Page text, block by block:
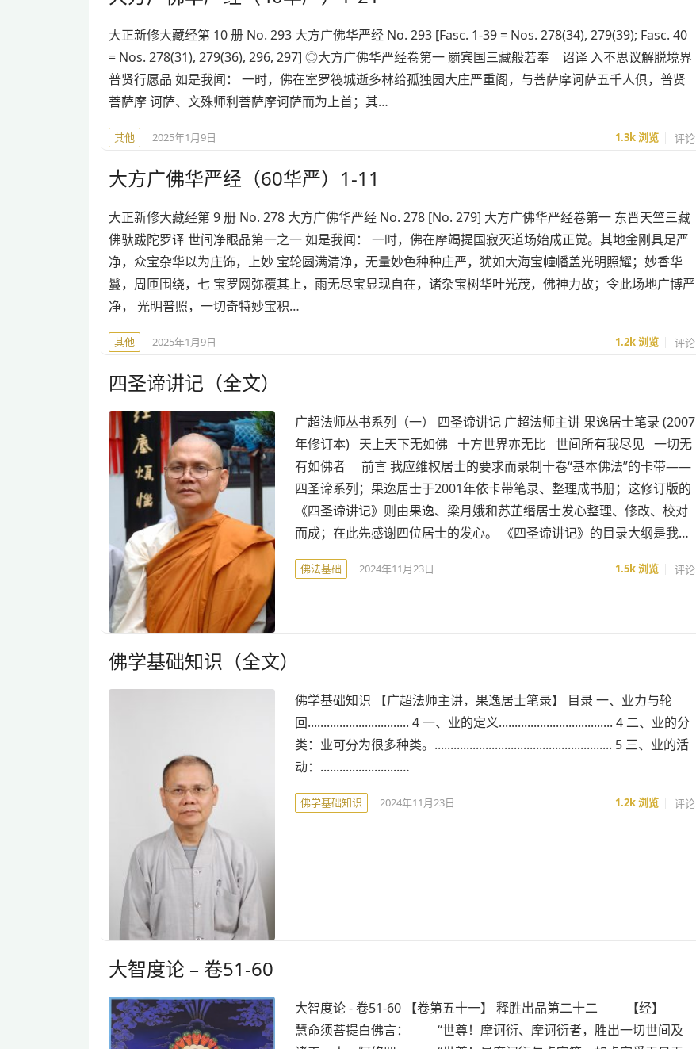
大正新修大藏经第 10 册 No. 293 大方广佛华严经 No. 293 [Fasc. 1-39 = Nos. 278(34), 279(39); Fasc. 40
= Nos. 278(31), 279(36), 296, 297] ◎大方广佛华严经卷第一 罽宾国三藏般若奉 诏译 入不思议解脱境界
普贤行愿品 如是我闻： 一时，佛在室罗筏城逝多林给孤独园大庄严重阁，与菩萨摩诃萨五千人俱，普贤
菩萨摩 诃萨、文殊师利菩萨摩诃萨而为上首；其…
其他 2025年1月9日 1.3k浏览 评论
大方广佛华严经（60华严）1-11
大正新修大藏经第 9 册 No. 278 大方广佛华严经 No. 278 [No. 279] 大方广佛华严经卷第一 东晋天竺三藏
佛驮跋陀罗译 世间净眼品第一之一 如是我闻： 一时，佛在摩竭提国寂灭道场始成正觉。其地金刚具足严
净，众宝杂华以为庄饰，上妙 宝轮圆满清净，无量妙色种种庄严，犹如大海宝幢幡盖光明照耀；妙香华
鬘，周匝围绕，七 宝罗网弥覆其上，雨无尽宝显现自在，诸杂宝树华叶光茂，佛神力故；令此场地广博严
净， 光明普照，一切奇特妙宝积…
其他 2025年1月9日 1.2k浏览 评论
四圣谛讲记（全文）
广超法师丛书系列（一） 四圣谛讲记 广超法师主讲 果逸居士笔录 (2007
年修订本) 天上天下无如佛 十方世界亦无比 世间所有我尽见 一切无
有如佛者 前言 我应维权居士的要求而录制十卷“基本佛法”的卡带——
四圣谛系列；果逸居士于2001年依卡带笔录、整理成书册；这修订版的
《四圣谛讲记》则由果逸、梁月娥和苏芷缗居士发心整理、修改、校对
而成；在此先感谢四位居士的发心。 《四圣谛讲记》的目录大纲是我…
佛法基础 2024年11月23日 1.5k浏览 评论
佛学基础知识（全文）
佛学基础知识 【广超法师主讲，果逸居士笔录】 目录 一、业力与轮
回................................ 4 一、业的定义.................................... 4 二、业的分
类：业可分为很多种类。........................................................ 5 三、业的活
动：.........................…
佛学基础知识 2024年11月23日 1.2k浏览 评论
大智度论 – 卷51-60
大智度论 - 卷51-60 【卷第五十一】 释胜出品第二十二 【经】
慧命须菩提白佛言： “世尊！摩诃衍、摩诃衍者，胜出一切世间及